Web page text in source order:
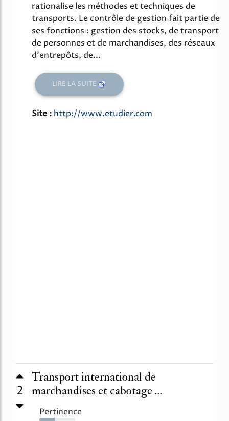
rationalise les méthodes et techniques de
transports. Le contrôle de gestion fait partie de
ses fonctions : gestion des stocks, de transport
de personnes et de marchandises, des réseaux
d'entrepôts, de...
LIRE LA SUITE
Site : http://www.etudier.com
2
Transport international de
marchandises et cabotage ...
Pertinence